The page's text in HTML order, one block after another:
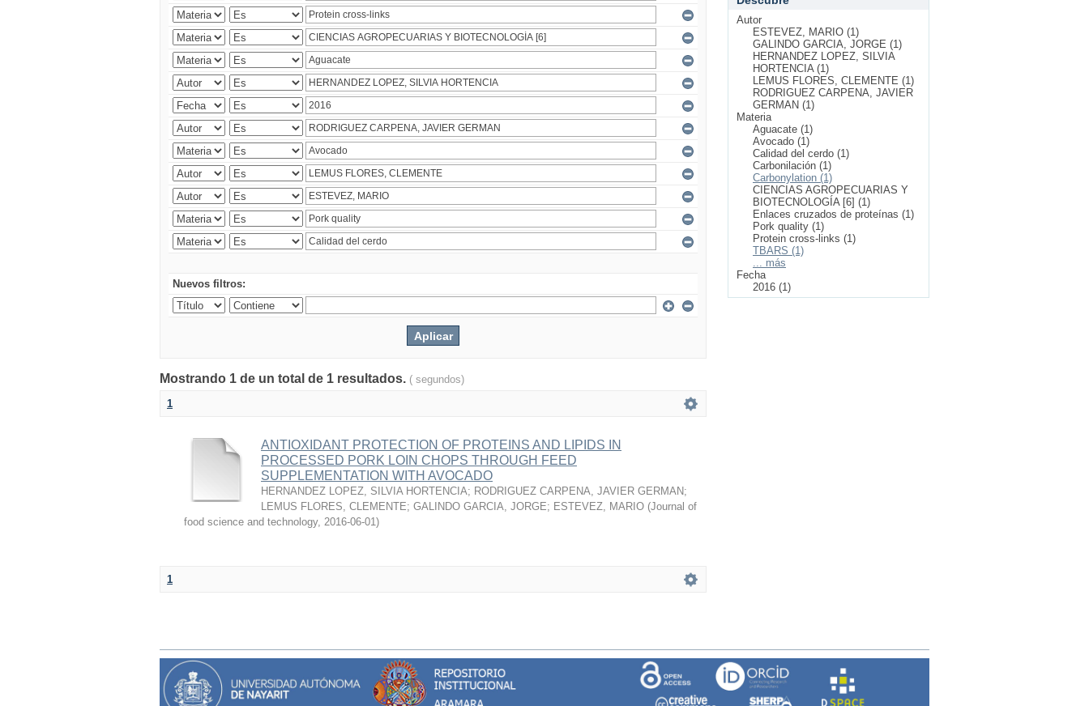
Nuevos filtros:
Mostrando 1 de un total de 1 resultados. ( segundos)
1
ANTIOXIDANT PROTECTION OF PROTEINS AND LIPIDS IN
PROCESSED PORK LOIN CHOPS THROUGH FEED
SUPPLEMENTATION WITH AVOCADO
HERNANDEZ LOPEZ, SILVIA HORTENCIA; RODRIGUEZ CARPENA, JAVIER GERMAN;
LEMUS FLORES, CLEMENTE; GALINDO GARCIA, JORGE; ESTEVEZ, MARIO (Journal of
food science and technology, 2016-06-01)
1
Autor
ESTEVEZ, MARIO (1)
GALINDO GARCIA, JORGE (1)
HERNANDEZ LOPEZ, SILVIA
HORTENCIA (1)
LEMUS FLORES, CLEMENTE (1)
RODRIGUEZ CARPENA, JAVIER
GERMAN (1)
Materia
Aguacate (1)
Avocado (1)
Calidad del cerdo (1)
Carbonilación (1)
Carbonylation (1)
CIENCIAS AGROPECUARIAS Y
BIOTECNOLOGÍA [6] (1)
Enlaces cruzados de proteínas (1)
Pork quality (1)
Protein cross-links (1)
TBARS (1)
... más
Fecha
2016 (1)